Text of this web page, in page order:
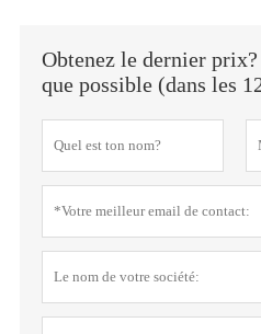
Obtenez le dernier
que possible (dans les